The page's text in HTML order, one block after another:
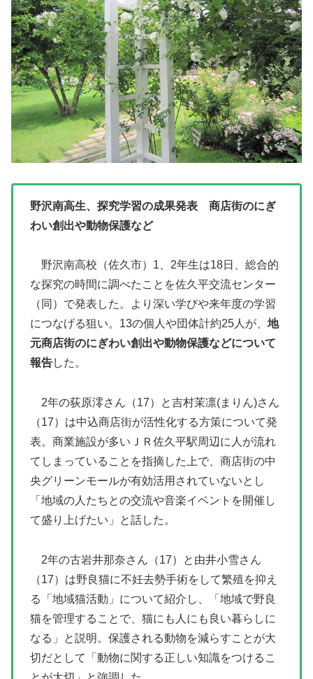
野沢南高生、探究学習の成果発表 商店街のにぎ
わい創出や動物保護など
野沢南高校（佐久市）1、2年生は18日、総合的
な探究の時間に調べたことを佐久平交流センター
（同）で発表した。より深い学びや来年度の学習
につなげる狙い。13の個人や団体計約25人が、 地
元商店街のにぎわい創出や動物保護などについて
報告した。
2年の荻原澪さん（17）と吉村茉凛(まりん)さん
（17）は中込商店街が活性化する方策について発
表。商業施設が多いＪＲ佐久平駅周辺に人が流れ
てしまっていることを指摘した上で、商店街の中
央グリーンモールが有効活用されていないとし
「地域の人たちとの交流や音楽イベントを開催し
て盛り上げたい」と話した。
2年の古岩井那奈さん（17）と由井小雪さん
（17）は野良猫に不妊去勢手術をして繁殖を抑え
る「地域猫活動」について紹介し、「地域で野良
猫を管理することで、猫にも人にも良い暮らしに
なる」と説明。保護される動物を減らすことが大
切だとして「動物に関する正しい知識をつけるこ